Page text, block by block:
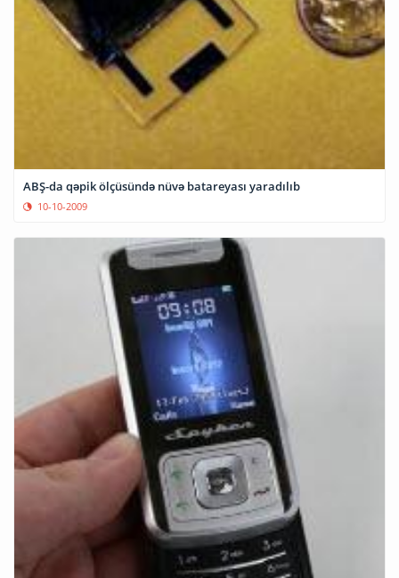
ABŞ-da qəpik ölçüsündə nüvə batareyası yaradılıb
10-10-2009